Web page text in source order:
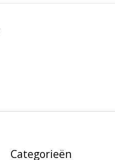
Categorieën